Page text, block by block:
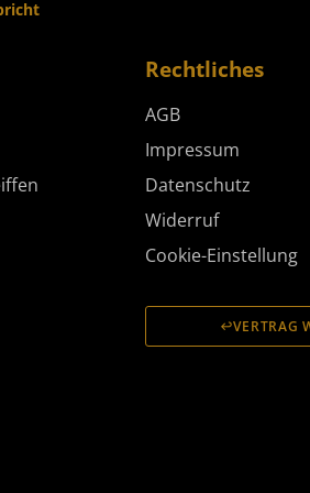
Rechtliches
AGB
Impressum
Datenschutz
Widerruf
Cookie-Einstellung
VERTRAG